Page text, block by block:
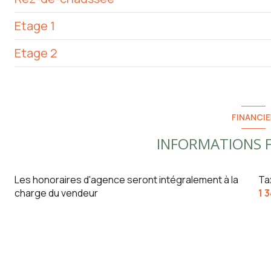
entrée
chambre
Etage 1
salle de bain
accueil
chambre
Etage 2
INFORMATIONS
Les honoraires d'agence seront intégralement à la
charge du vendeur
1